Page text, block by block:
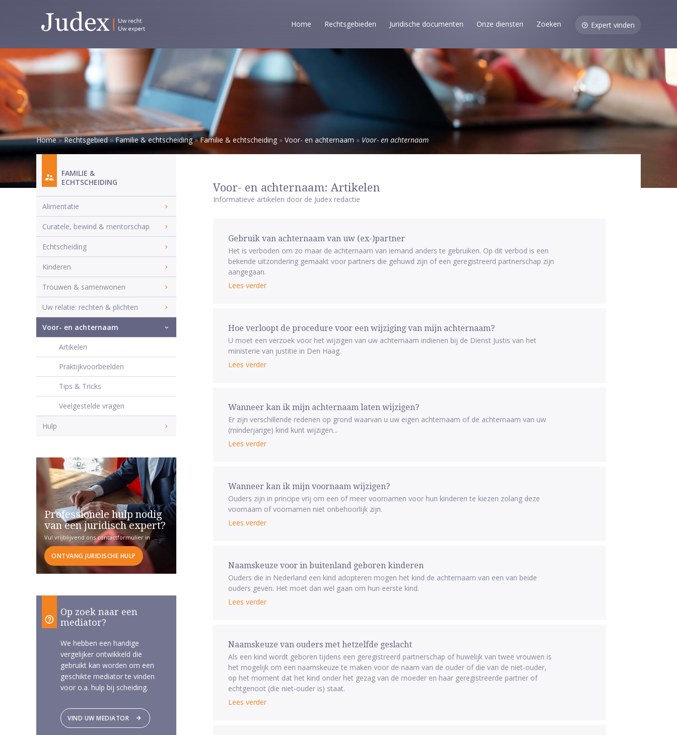
Home Rechtsgebieden Juridische documenten Onze diensten Zoeken Expert vinden
Home»Rechtsgebied»Familie & echtscheiding»Familie & echtscheiding» Voor- en achternaam » Voor- en achternaam
Voor- en achternaam: Artikelen
Informatieve artikelen door de Judex redactie
Gebruik van achternaam van uw (ex-)partner
Het is verboden om zo maar de achternaam van iemand anders te gebruiken. Op dit verbod is een
bekende uitzondering gemaakt voor partners die gehuwd zijn of een geregistreerd partnerschap zijn
aangegaan.
Lees verder
Hoe verloopt de procedure voor een wijziging van mijn achternaam?
U moet een verzoek voor het wijzigen van uw achternaam indienen bij de Dienst Justis van het
ministerie van justitie in Den Haag.
Lees verder
Wanneer kan ik mijn achternaam laten wijzigen?
Er zijn verschillende redenen op grond waarvan u uw eigen achternaam of de achternaam van uw
(minderjarige) kind kunt wijzigen...
Lees verder
Wanneer kan ik mijn voornaam wijzigen?
Ouders zijn in principe vrij om een of meer voornamen voor hun kinderen te kiezen zolang deze
voornaam of voornamen niet onbehoorlijk zijn.
Lees verder
Naamskeuze voor in buitenland geboren kinderen
Ouders die in Nederland een kind adopteren mogen het kind de achternaam van een van beide
ouders geven. Het moet dan wel gaan om hun eerste kind.
Lees verder
Naamskeuze van ouders met hetzelfde geslacht
Als een kind wordt geboren tijdens een geregistreerd partnerschap of huwelijk van twee vrouwen is
het mogelijk om een naamskeuze te maken voor de naam van de ouder of die van de niet-ouder,
op het moment dat het kind onder het gezag van de moeder en haar geregistreerde partner of
echtgenoot (die niet-ouder is) staat.
Lees verder
FAMILIE &
ECHTSCHEIDING
Alimentatie
Curatele, bewind & mentorschap
Echtscheiding
Kinderen
Trouwen & samenwonen
Uw relatie: rechten & plichten
Voor- en achternaam
Artikelen
Praktijkvoorbeelden
Tips & Tricks
Veelgestelde vragen
Hulp
Professionele hulp nodig
van een juridisch expert?
Vul vrijblijvend ons contactformulier in
ONTVANG JURIDISCHE HULP
Op zoek naar een
mediator?
We hebben een handige
vergelijker ontwikkeld die
gebruikt kan worden om een
geschikte mediator te vinden
voor o.a. hulp bij scheiding.
VIND UW MEDIATOR